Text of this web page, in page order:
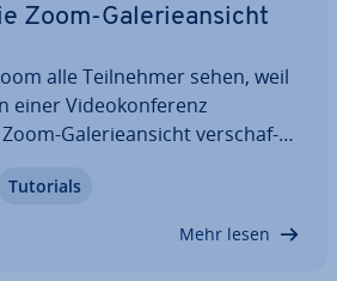
Zoom-Ga­le­rie­an­sicht
alle Teil­neh­mer sehen, weil
einer Vi­deo­kon­fe­renz
Ga­le­rie­an­sicht ver­schaf­
Meetings alle Teil­neh­mer
Tutorials
Mehr lesen